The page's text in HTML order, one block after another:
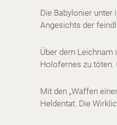
Die Babylonier
Angesichts der
Über dem Leichnam
Holofernes zu
Mit den „Waffen
Heldentat. Die